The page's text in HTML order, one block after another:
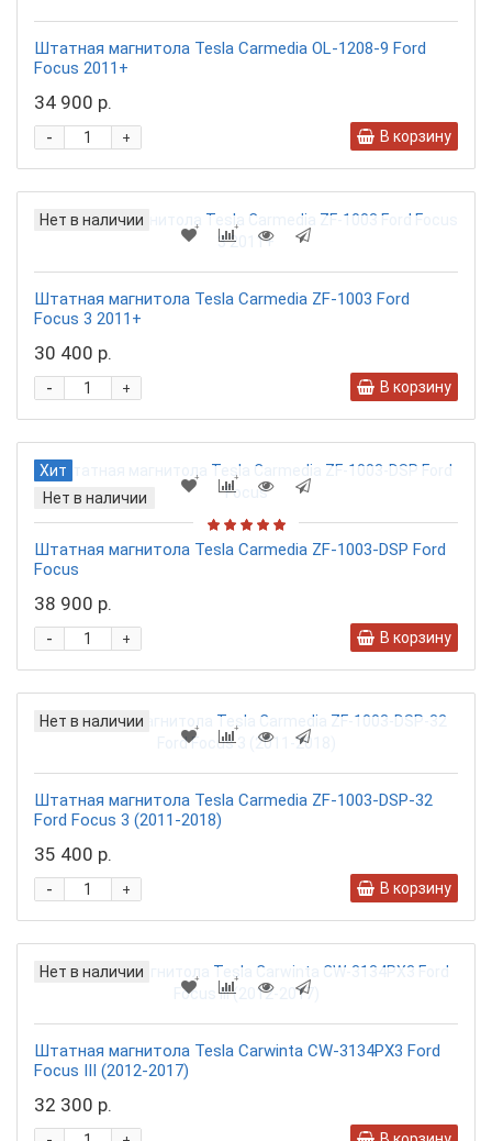
Штатная магнитола Tesla Carmedia OL-1208-9 Ford
Focus 2011+
34 900 р.
+
- В корзину
Нет в наличии
Штатная магнитола Tesla Carmedia ZF-1003 Ford
Focus 3 2011+
30 400 р.
+
- В корзину
Хит
Нет в наличии
Штатная магнитола Tesla Carmedia ZF-1003-DSP Ford
Focus
38 900 р.
+
- В корзину
Нет в наличии
Штатная магнитола Tesla Carmedia ZF-1003-DSP-32
Ford Focus 3 (2011-2018)
35 400 р.
+
- В корзину
Нет в наличии
Штатная магнитола Tesla Carwinta CW-3134PX3 Ford
Focus III (2012-2017)
32 300 р.